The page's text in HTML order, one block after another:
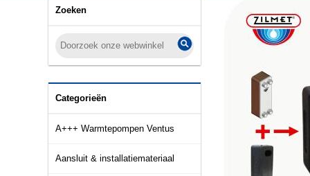
Zoeken
Categorieën
A+++ Warmtepompen Ventus
Aansluit & installatiemateriaal